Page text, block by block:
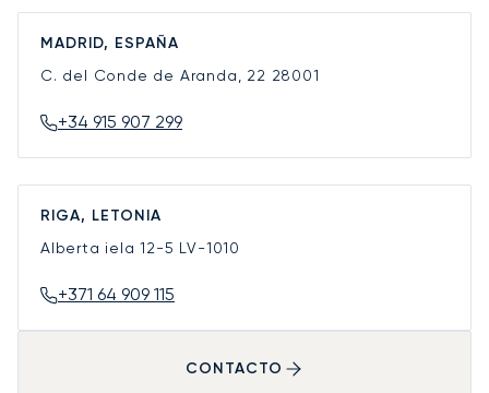
MADRID, ESPAÑA
C. del Conde de Aranda, 22 28001
+34 915 907 299
RIGA, LETONIA
Alberta iela 12-5 LV-1010
+371 64 909 115
CONTACTO